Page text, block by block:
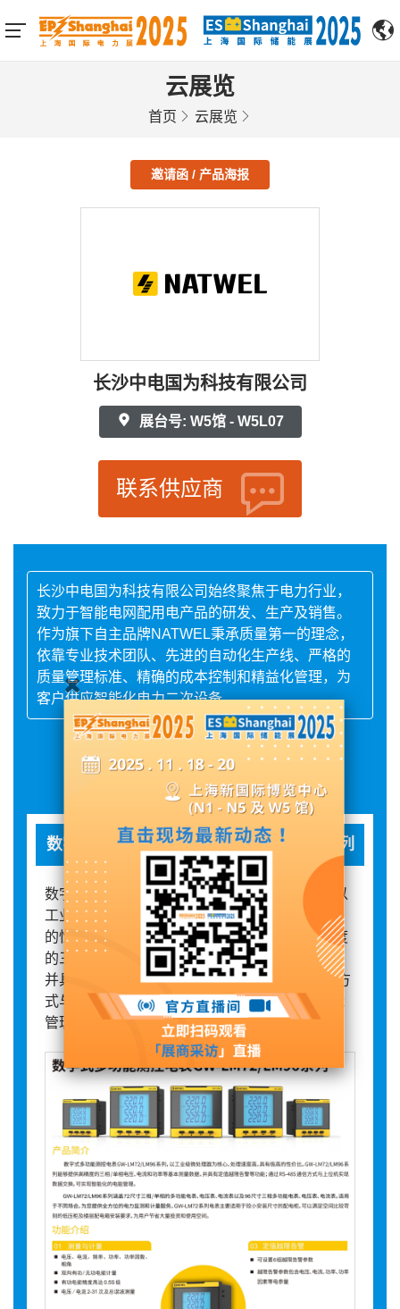
云展览
首页 云展览
邀请函 / 产品海报
长沙中电国为科技有限公司
展台号: W5馆 - W5L07
联系供应商
长沙中电国为科技有限公司始终聚焦于电力行业，
致力于智能电网配用电产品的研发、生产及销售。
作为旗下自主品牌NATWEL秉承质量第一的理念，
依靠专业技术团队、先进的自动化生产线、严格的
质量管理标准、精确的成本控制和精益化管理，为
客户供应智能化电力二次设备。
展品详情
数字式多功能测控电表GW-LM72LM92系列
数字式多功能测控电表GW-LM72/LM96系列，以
工业级微处理器为核心，处理速度高，具有极高
的性价比。GW-LM72/LM96系列能够提供高精度
的三相/单相电压、电流和功率等基本测量数据，
并具有定值越限告警等功能；通过RS-485通信方
式与上位机实现数据交换，可实现智能化的电能
管理。